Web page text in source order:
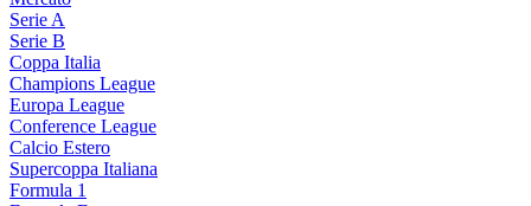
Serie A
Serie B
Coppa Italia
Champions League
Europa League
Conference League
Calcio Estero
Supercoppa Italiana
Formula 1